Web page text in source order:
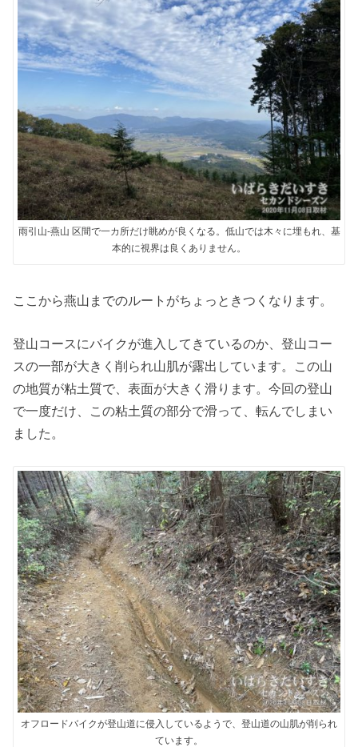
雨引山-燕山 区間で一カ所だけ眺めが良くなる。低山では木々に埋もれ、基
本的に視界は良くありません。
ここから燕山までのルートがちょっときつくなります。
登山コースにバイクが進入してきているのか、登山コー
スの一部が大きく削られ山肌が露出しています。この山
の地質が粘土質で、表面が大きく滑ります。今回の登山
で一度だけ、この粘土質の部分で滑って、転んでしまい
ました。
オフロードバイクが登山道に侵入しているようで、登山道の山肌が削られ
ています。